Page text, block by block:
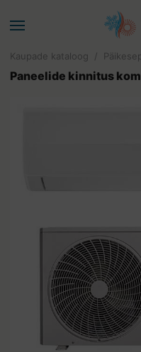
Kaupade kataloog /
Paneelide kinnitus